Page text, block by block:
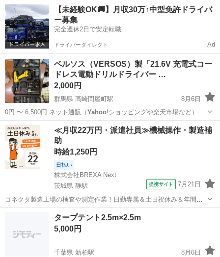
神奈川 川崎市 登戸駅 ゴルフ アイアン
【未経験OK🚚】月収30万↑中型免許ドライバ
ー募集
完全週休2日で安定転職
ドライバーダイレクト Ad
ベルソス（VERSOS）製「21.6V 充電式コー
ドレス電動ドリルドライバー …
2,000円
群馬県 高崎問屋町駅
8月6日
0円 〜 6,500円 ネット通販（Yahoo!ショッピングや楽天市場など）で
の実…
群馬 高崎市 高崎問屋町駅 その他 ベルソス
≪月収22万円・派遣社員≫機械操作・製造補
助
時給1,250円
日払い
株式会社BREXA Next
茨城県 静駅
提携サイト 7月21日
コネクタ製造工場の検査や測定作業！日勤専属＆土日祝休み＆年間休
日128日★クリーンルーム内作業★マイカー通勤OK＆無料駐車場あり
★就業先食堂利用可！日払い制度あり！《茨城県常陸大宮市》 人気の
工場のお仕事 ◇コネクタ製造工...
常陸大宮市
タープテント2.5m×2.5m
5,000円
千葉県 新柏駅
8月6日